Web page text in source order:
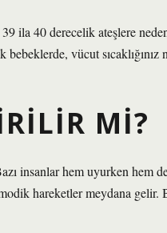
ila 40 derecelik ateşlere
vücut
MI?
insanlar hem uyurken hem
hareketler meydana gelir.